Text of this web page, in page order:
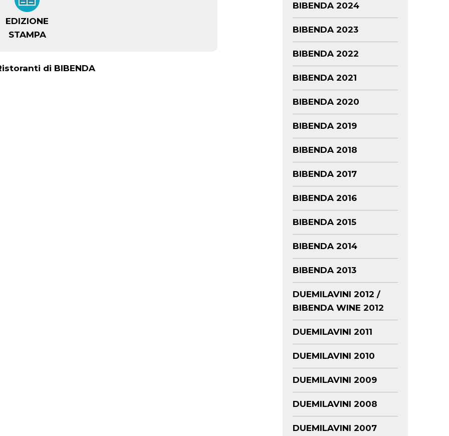
EDIZIONE
STAMPA
di BIBENDA
BIBENDA 2024
BIBENDA 2023
BIBENDA 2022
BIBENDA 2021
BIBENDA 2020
BIBENDA 2019
BIBENDA 2018
BIBENDA 2017
BIBENDA 2016
BIBENDA 2015
BIBENDA 2014
BIBENDA 2013
DUEMILAVINI 2012 /
BIBENDA WINE 2012
DUEMILAVINI 2011
DUEMILAVINI 2010
DUEMILAVINI 2009
DUEMILAVINI 2008
DUEMILAVINI 2007